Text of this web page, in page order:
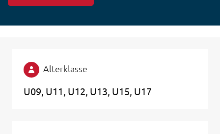
Alterklasse
U09 U11 U12 U13 U15 U17